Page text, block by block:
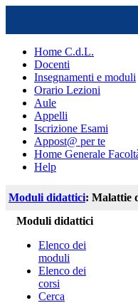
Home C.d.L.
Docenti
Insegnamenti e moduli
Orario Lezioni
Aule
Appelli
Iscrizione Esami
Appost@ per te
Home Generale
Help
Moduli didattici: Malattie
Moduli didattici
Elenco dei
moduli
Elenco dei
corsi
Cerca